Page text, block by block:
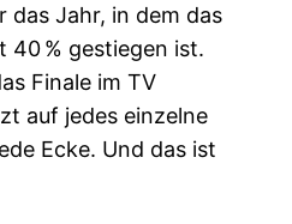
das Jahr, in dem das
40 % gestiegen ist.
Finale im TV
auf jedes einzelne
Ecke. Und das ist